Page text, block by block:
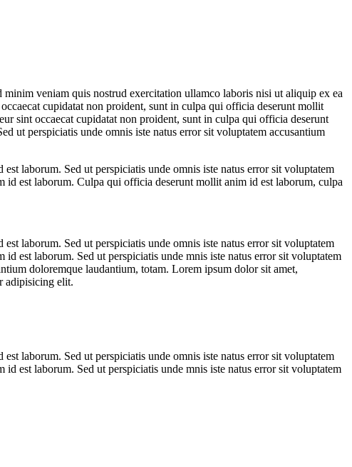
veniam quis nostrud exercitation ullamco laboris nisi ut aliquip ex ea
cupidatat non proident, sunt in culpa qui officia deserunt mollit
sint occaecat cupidatat non proident, sunt in culpa qui officia deserunt
ut perspiciatis unde omnis iste natus error sit voluptatem accusantium
laborum. Sed ut perspiciatis unde omnis iste natus error sit voluptatem
id est laborum. Culpa qui officia deserunt mollit anim id est laborum, culpa
laborum. Sed ut perspiciatis unde omnis iste natus error sit voluptatem
est laborum. Sed ut perspiciatis unde mnis iste natus error sit voluptatem
doloremque laudantium, totam. Lorem ipsum dolor sit amet,
adipisicing elit.
laborum. Sed ut perspiciatis unde omnis iste natus error sit voluptatem
est laborum. Sed ut perspiciatis unde mnis iste natus error sit voluptatem